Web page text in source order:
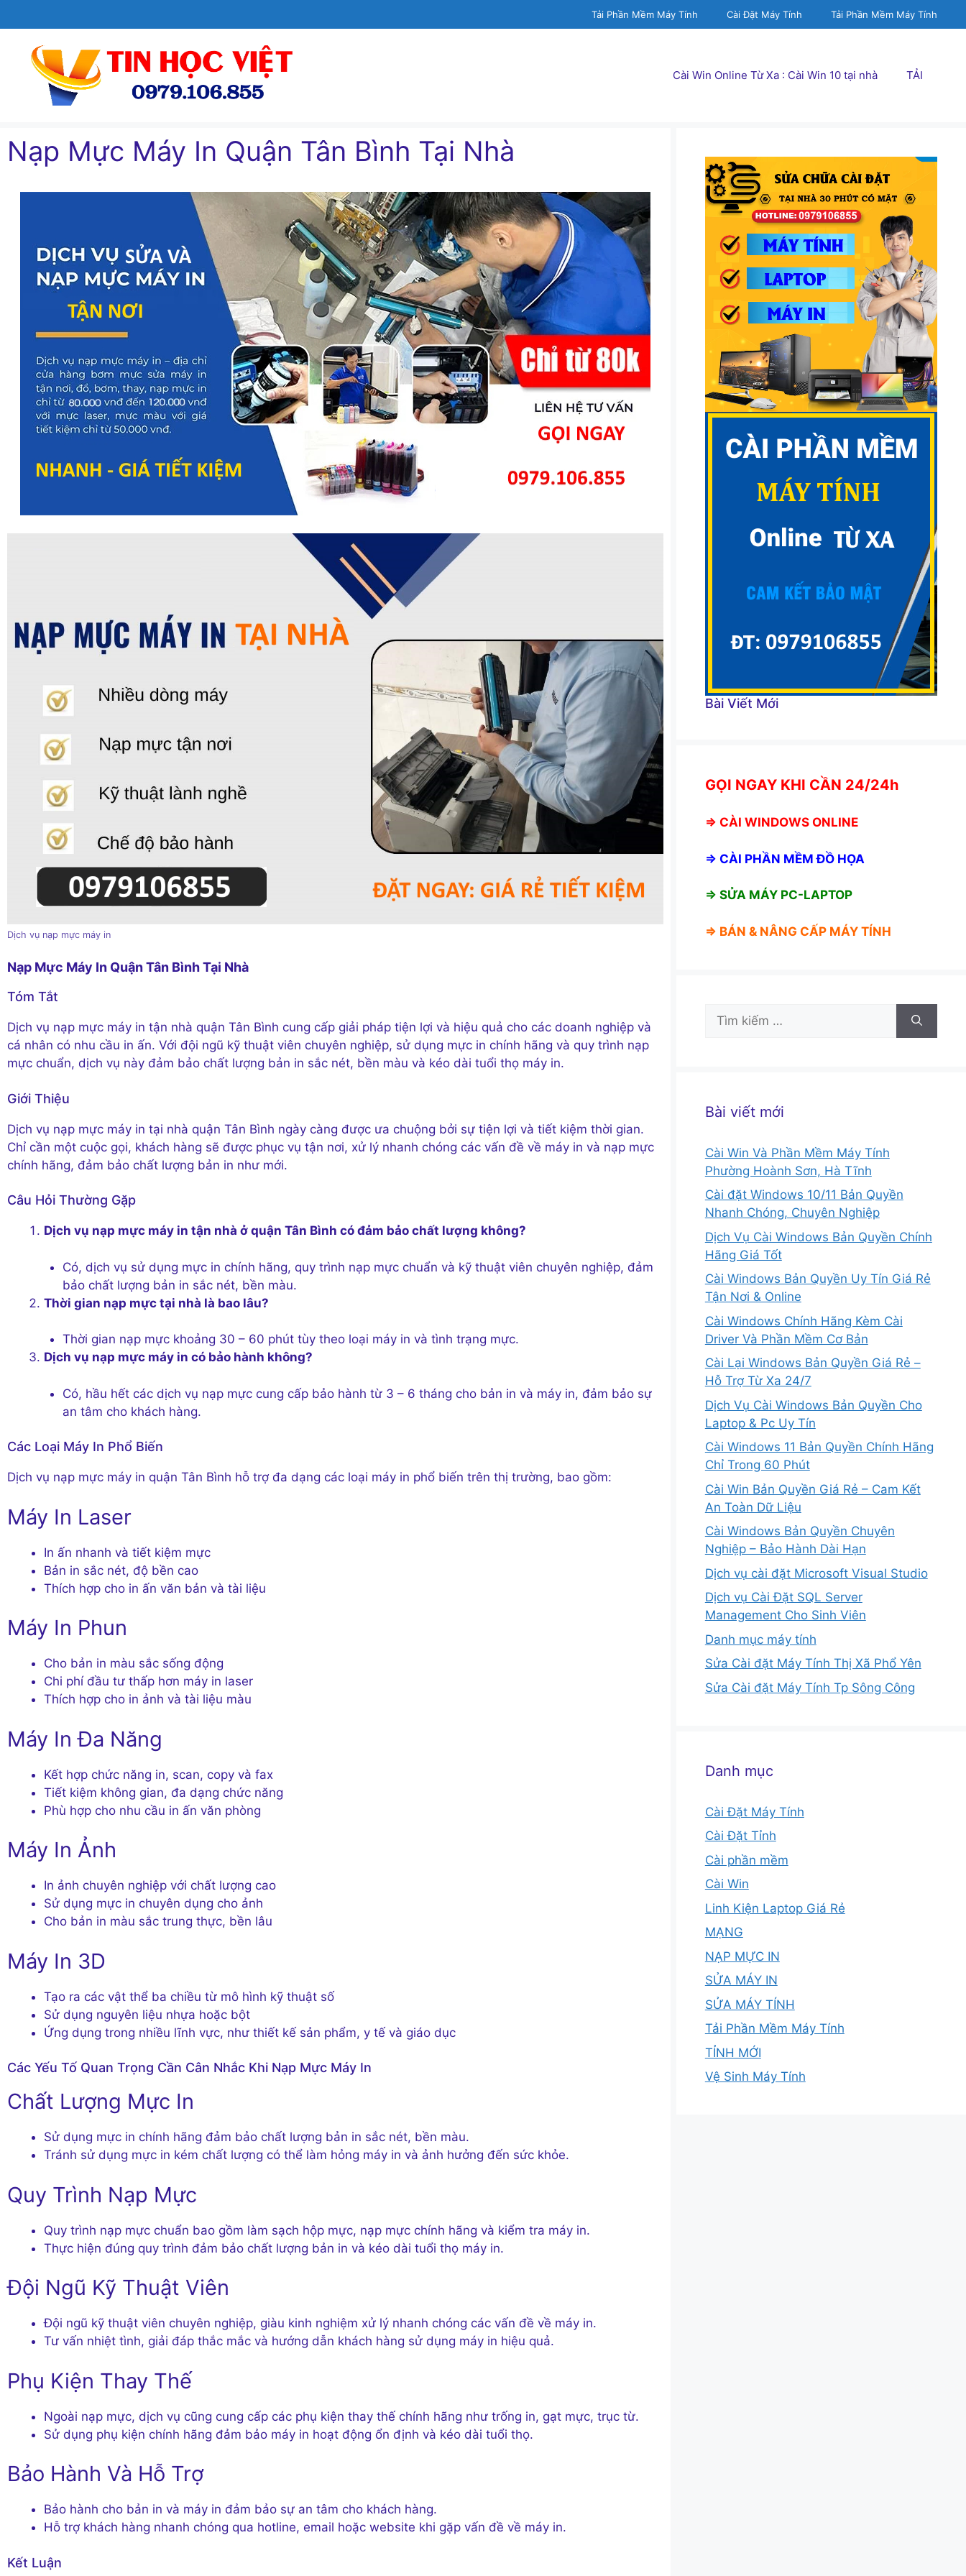
đến
Tải Phần Mềm Máy Tính Cài Đặt Máy Tính Tải Phần Mềm Máy Tính
Cài Win Online Từ Xa : Cài Win 10 tại nhà TẢI
Nạp Mực Máy In Quận Tân Bình Tại Nhà
Dịch vụ nạp mực máy in
Nạp Mực Máy In Quận Tân Bình Tại Nhà
Tóm Tắt
Dịch vụ nạp mực máy in tận nhà quận Tân Bình cung cấp giải pháp tiện lợi và hiệu quả cho các doanh nghiệp và
cá nhân có nhu cầu in ấn. Với đội ngũ kỹ thuật viên chuyên nghiệp, sử dụng mực in chính hãng và quy trình nạp
mực chuẩn, dịch vụ này đảm bảo chất lượng bản in sắc nét, bền màu và kéo dài tuổi thọ máy in.
Giới Thiệu
Dịch vụ nạp mực máy in tại nhà quận Tân Bình ngày càng được ưa chuộng bởi sự tiện lợi và tiết kiệm thời gian.
Chỉ cần một cuộc gọi, khách hàng sẽ được phục vụ tận nơi, xử lý nhanh chóng các vấn đề về máy in và nạp mực
chính hãng, đảm bảo chất lượng bản in như mới.
Câu Hỏi Thường Gặp
Dịch vụ nạp mực máy in tận nhà ở quận Tân Bình có đảm bảo chất lượng không?
Có, dịch vụ sử dụng mực in chính hãng, quy trình nạp mực chuẩn và kỹ thuật viên chuyên nghiệp, đảm
bảo chất lượng bản in sắc nét, bền màu.
Thời gian nạp mực tại nhà là bao lâu?
Thời gian nạp mực khoảng 30 – 60 phút tùy theo loại máy in và tình trạng mực.
Dịch vụ nạp mực máy in có bảo hành không?
Có, hầu hết các dịch vụ nạp mực cung cấp bảo hành từ 3 – 6 tháng cho bản in và máy in, đảm bảo sự
an tâm cho khách hàng.
Các Loại Máy In Phổ Biến
Dịch vụ nạp mực máy in quận Tân Bình hỗ trợ đa dạng các loại máy in phổ biến trên thị trường, bao gồm:
Máy In Laser
In ấn nhanh và tiết kiệm mực
Bản in sắc nét, độ bền cao
Thích hợp cho in ấn văn bản và tài liệu
Máy In Phun
Cho bản in màu sắc sống động
Chi phí đầu tư thấp hơn máy in laser
Thích hợp cho in ảnh và tài liệu màu
Máy In Đa Năng
Kết hợp chức năng in, scan, copy và fax
Tiết kiệm không gian, đa dạng chức năng
Phù hợp cho nhu cầu in ấn văn phòng
Máy In Ảnh
In ảnh chuyên nghiệp với chất lượng cao
Sử dụng mực in chuyên dụng cho ảnh
Cho bản in màu sắc trung thực, bền lâu
Máy In 3D
Tạo ra các vật thể ba chiều từ mô hình kỹ thuật số
Sử dụng nguyên liệu nhựa hoặc bột
Ứng dụng trong nhiều lĩnh vực, như thiết kế sản phẩm, y tế và giáo dục
Các Yếu Tố Quan Trọng Cần Cân Nhắc Khi Nạp Mực Máy In
Chất Lượng Mực In
Sử dụng mực in chính hãng đảm bảo chất lượng bản in sắc nét, bền màu.
Tránh sử dụng mực in kém chất lượng có thể làm hỏng máy in và ảnh hưởng đến sức khỏe.
Quy Trình Nạp Mực
Quy trình nạp mực chuẩn bao gồm làm sạch hộp mực, nạp mực chính hãng và kiểm tra máy in.
Thực hiện đúng quy trình đảm bảo chất lượng bản in và kéo dài tuổi thọ máy in.
Đội Ngũ Kỹ Thuật Viên
Đội ngũ kỹ thuật viên chuyên nghiệp, giàu kinh nghiệm xử lý nhanh chóng các vấn đề về máy in.
Tư vấn nhiệt tình, giải đáp thắc mắc và hướng dẫn khách hàng sử dụng máy in hiệu quả.
Phụ Kiện Thay Thế
Ngoài nạp mực, dịch vụ cũng cung cấp các phụ kiện thay thế chính hãng như trống in, gạt mực, trục từ.
Sử dụng phụ kiện chính hãng đảm bảo máy in hoạt động ổn định và kéo dài tuổi thọ.
Bảo Hành Và Hỗ Trợ
Bảo hành cho bản in và máy in đảm bảo sự an tâm cho khách hàng.
Hỗ trợ khách hàng nhanh chóng qua hotline, email hoặc website khi gặp vấn đề về máy in.
Kết Luận
Bài Viết Mới
GỌI NGAY KHI CẦN 24/24h
⇒ CÀI WINDOWS ONLINE
⇒ CÀI PHẦN MỀM ĐỒ HỌA
⇒ SỬA MÁY PC-LAPTOP
⇒ BÁN & NÂNG CẤP MÁY TÍNH
Tìm
kiếm
Bài viết mới
Cài Win Và Phần Mềm Máy Tính
Phường Hoành Sơn, Hà Tĩnh
Cài đặt Windows 10/11 Bản Quyền
Nhanh Chóng, Chuyên Nghiệp
Dịch Vụ Cài Windows Bản Quyền Chính
Hãng Giá Tốt
Cài Windows Bản Quyền Uy Tín Giá Rẻ
Tận Nơi & Online
Cài Windows Chính Hãng Kèm Cài
Driver Và Phần Mềm Cơ Bản
Cài Lại Windows Bản Quyền Giá Rẻ –
Hỗ Trợ Từ Xa 24/7
Dịch Vụ Cài Windows Bản Quyền Cho
Laptop & Pc Uy Tín
Cài Windows 11 Bản Quyền Chính Hãng
Chỉ Trong 60 Phút
Cài Win Bản Quyền Giá Rẻ – Cam Kết
An Toàn Dữ Liệu
Cài Windows Bản Quyền Chuyên
Nghiệp – Bảo Hành Dài Hạn
Dịch vụ cài đặt Microsoft Visual Studio
Dịch vụ Cài Đặt SQL Server
Management Cho Sinh Viên
Danh mục máy tính
Sửa Cài đặt Máy Tính Thị Xã Phổ Yên
Sửa Cài đặt Máy Tính Tp Sông Công
Danh mục
Cài Đặt Máy Tính
Cài Đặt Tỉnh
Cài phần mềm
Cài Win
Linh Kiện Laptop Giá Rẻ
MẠNG
NẠP MỰC IN
SỬA MÁY IN
SỬA MÁY TÍNH
Tải Phần Mềm Máy Tính
TỈNH MỚI
Vệ Sinh Máy Tính